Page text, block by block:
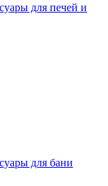
для печей и
для бани